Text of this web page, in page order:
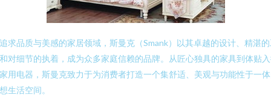
求品质与美感的家居领域，斯曼克（Smank）以其卓越的设计、精湛
对细节的执着，成为众多家庭信赖的品牌。从匠心独具的家具到体贴
用电器，斯曼克致力于为消费者打造一个集舒适、美观与功能性于一
生活空间。